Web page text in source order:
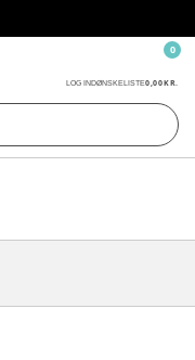
LOG INDØNSKELISTE0,00 KR.
0